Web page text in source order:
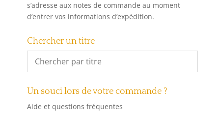
s’adresse aux notes de commande au moment
d’entrer vos informations d’expédition.
Chercher un titre
Un souci lors de votre commande ?
Aide et questions fréquentes